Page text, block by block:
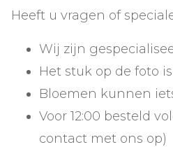
Heeft u vragen of
Wij zijn
Het stuk op de foto
Bloemen kunnen
Voor 12:00 besteld
contact met ons op)